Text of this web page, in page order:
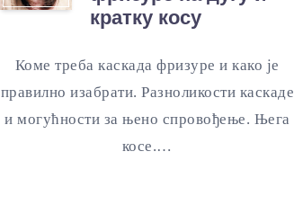
кратку косу
Коме треба каскада фризуре и како је
правилно изабрати. Разноликости каскаде
и могућности за њено спровођење. Њега
косе.…